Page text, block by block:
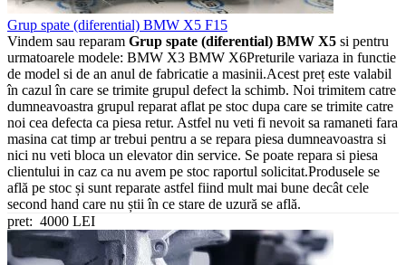
Grup spate (diferential) BMW X5 F15
Vindem sau reparam Grup spate (diferential) BMW X5 si pentru
urmatoarele modele: BMW X3 BMW X6Preturile variaza in functie
de model si de an anul de fabricatie a masinii.Acest preț este valabil
în cazul în care se trimite grupul defect la schimb. Noi trimitem catre
dumneavoastra grupul reparat aflat pe stoc dupa care se trimite catre
noi cea defecta ca piesa retur. Astfel nu veti fi nevoit sa ramaneti fara
masina cat timp ar trebui pentru a se repara piesa dumneavoastra si
nici nu veti bloca un elevator din service. Se poate repara si piesa
clientului in caz ca nu avem pe stoc raportul solicitat.Produsele se
află pe stoc și sunt reparate astfel fiind mult mai bune decât cele
second hand care nu știi în ce stare de uzură se află.
pret: 4000 LEI